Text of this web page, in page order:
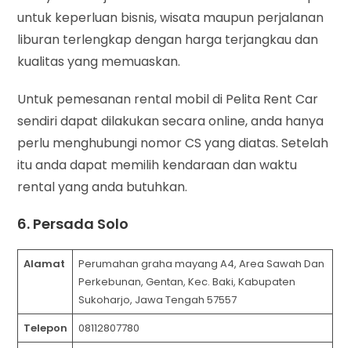
untuk keperluan bisnis, wisata maupun perjalanan
liburan terlengkap dengan harga terjangkau dan
kualitas yang memuaskan.
Untuk pemesanan rental mobil di Pelita Rent Car
sendiri dapat dilakukan secara online, anda hanya
perlu menghubungi nomor CS yang diatas. Setelah
itu anda dapat memilih kendaraan dan waktu
rental yang anda butuhkan.
6. Persada Solo
Alamat
Perumahan graha mayang A4, Area Sawah Dan
Perkebunan, Gentan, Kec. Baki, Kabupaten
Sukoharjo, Jawa Tengah 57557
Telepon
08112807780